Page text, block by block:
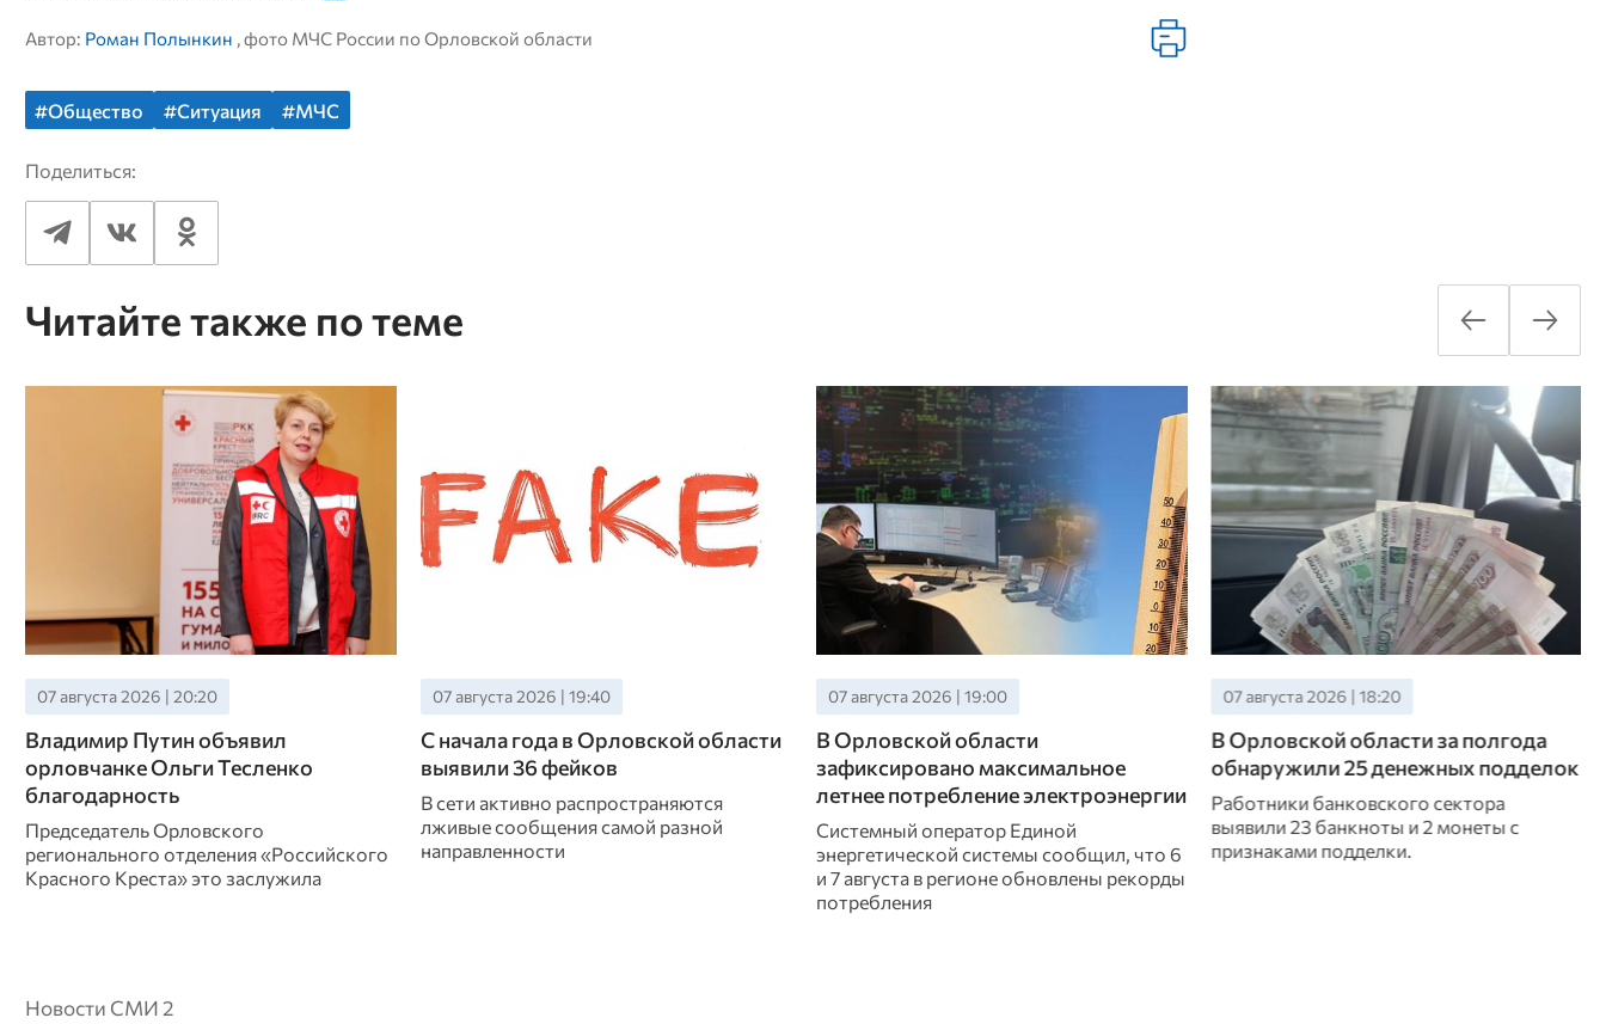
Автор: Роман Полынкин , фото МЧС России по Орловской области
#Общество #Ситуация #МЧС
Поделиться:
Читайте также по теме
07 августа 2026 | 20:20
Владимир Путин объявил
орловчанке Ольги Тесленко
благодарность
Председатель Орловского
регионального отделения «Российского
Красного Креста» это заслужила
07 августа 2026 | 19:40
С начала года в Орловской области
выявили 36 фейков
В сети активно распространяются
лживые сообщения самой разной
направленности
07 августа 2026 | 19:00
В Орловской области
зафиксировано максимальное
летнее потребление электроэнергии
Системный оператор Единой
энергетической системы сообщил, что 6
и 7 августа в регионе обновлены рекорды
потребления
07 августа 2026 | 18:20
В Орловской области за полгода
обнаружили 25 денежных подделок
Работники банковского сектора
выявили 23 банкноты и 2 монеты с
признаками подделки.
Новости СМИ 2